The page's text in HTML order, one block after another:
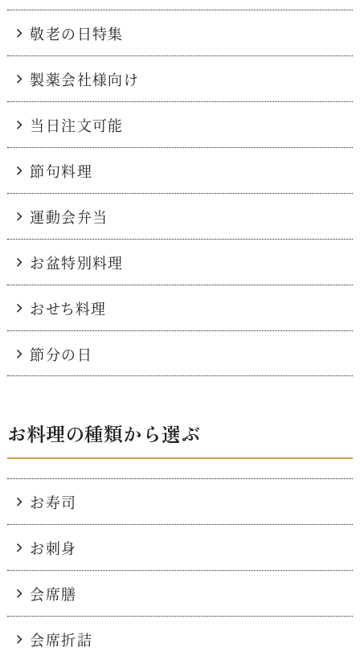
敬老の日特集
製薬会社様向け
当日注文可能
節句料理
運動会弁当
お盆特別料理
おせち料理
節分の日
お料理の種類から選ぶ
お寿司
お刺身
会席膳
会席折詰